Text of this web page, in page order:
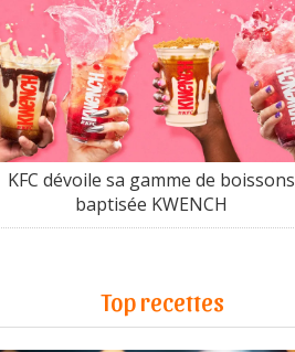
KFC dévoile sa gamme de boissons
baptisée KWENCH
Top recettes